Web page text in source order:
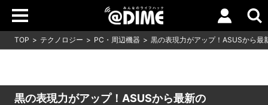
TOP テクノロジー PC・周辺機器 黒の表現力がアップ！ASUSから
黒の表現力がアップ！ASUSから最新の